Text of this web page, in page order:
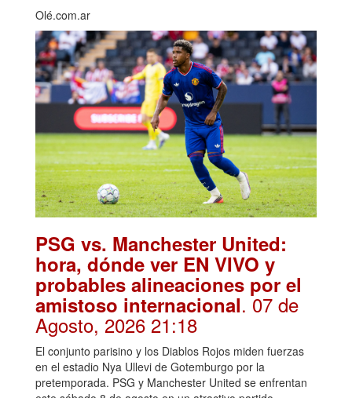
Olé.com.ar
PSG vs. Manchester United:
hora, dónde ver EN VIVO y
probables alineaciones por el
amistoso internacional. 07 de
Agosto, 2026 21:18
El conjunto parisino y los Diablos Rojos miden fuerzas
en el estadio Nya Ullevi de Gotemburgo por la
pretemporada. PSG y Manchester United se enfrentan